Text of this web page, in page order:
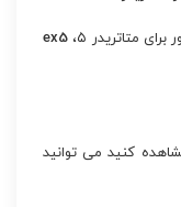
متاتریدر ۵،
ex5
کنید می توانید